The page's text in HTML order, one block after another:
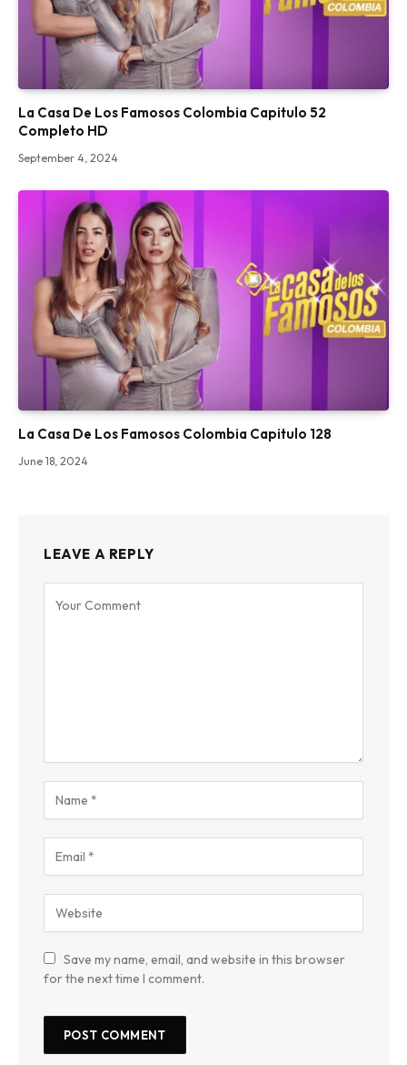
La Casa De Los Famosos Colombia Capitulo 52
Completo HD
September 4, 2024
La Casa De Los Famosos Colombia Capitulo 128
June 18, 2024
LEAVE A REPLY
Save my name, email, and website in this browser
for the next time I comment.